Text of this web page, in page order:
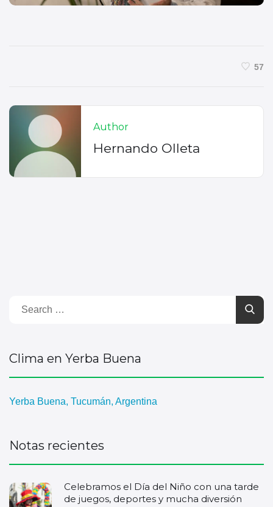
57
Author
Hernando Olleta
Clima en Yerba Buena
Yerba Buena, Tucumán, Argentina
Notas recientes
Celebramos el Día del Niño con una tarde
de juegos, deportes y mucha diversión